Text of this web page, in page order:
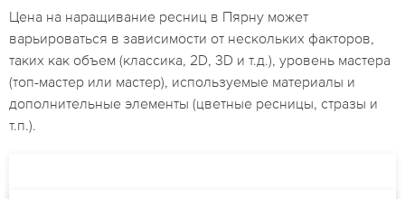
Цена на наращивание ресниц в Пярну может
варьироваться в зависимости от нескольких факторов,
таких как объем (классика, 2D, 3D и т.д.), уровень мастера
(топ-мастер или мастер), используемые материалы и
дополнительные элементы (цветные ресницы, стразы и
т.п.).